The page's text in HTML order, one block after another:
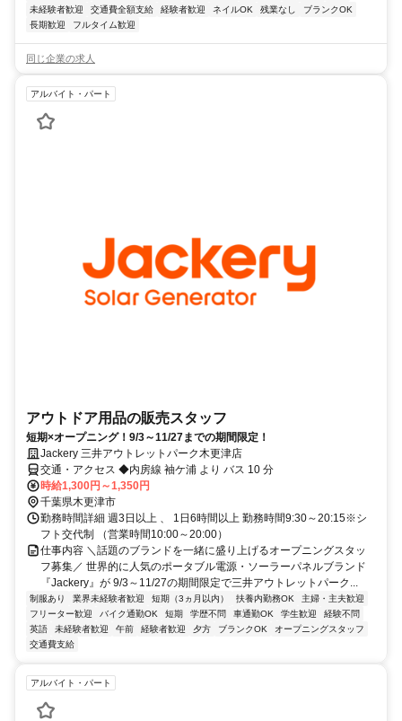
未経験者歓迎
交通費全額支給 経験者歓迎 ネイルOK 残業なし
ブランクOK
長期歓迎
フルタイム歓迎
同じ企業の求人
アルバイト・パート
アウトドア用品の販売スタッフ
短期×オープニング！9/3～11/27までの期間限定！
Jackery 三井アウトレットパーク木更津店
交通・アクセス ◆内房線 袖ケ浦 より バス 10 分
時給1,300円～1,350円
千葉県木更津市
勤務時間詳細 週3日以上 、 1日6時間以上 勤務時間9:30～20:15※シ
フト交代制 （営業時間10:00～20:00）
仕事内容 ＼話題のブランドを一緒に盛り上げるオープニングスタッ
フ募集／ 世界的に人気のポータブル電源・ソーラーパネルブランド
『Jackery』が 9/3～11/27の期間限定で三井アウトレットパーク...
制服あり 業界未経験者歓迎 短期（3ヵ月以内） 扶養内勤務OK
主婦・主夫歓迎
フリーター歓迎
バイク通勤OK 短期 学歴不問 車通勤OK 学生歓迎
経験不問
英語
未経験者歓迎 午前 経験者歓迎 夕方 ブランクOK
オープニングスタッフ
交通費支給
アルバイト・パート